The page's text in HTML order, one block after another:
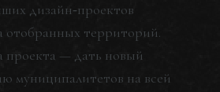
дизайн‑проектов
отобранных территорий.
проекта — дать новый
муниципалитетов на всей